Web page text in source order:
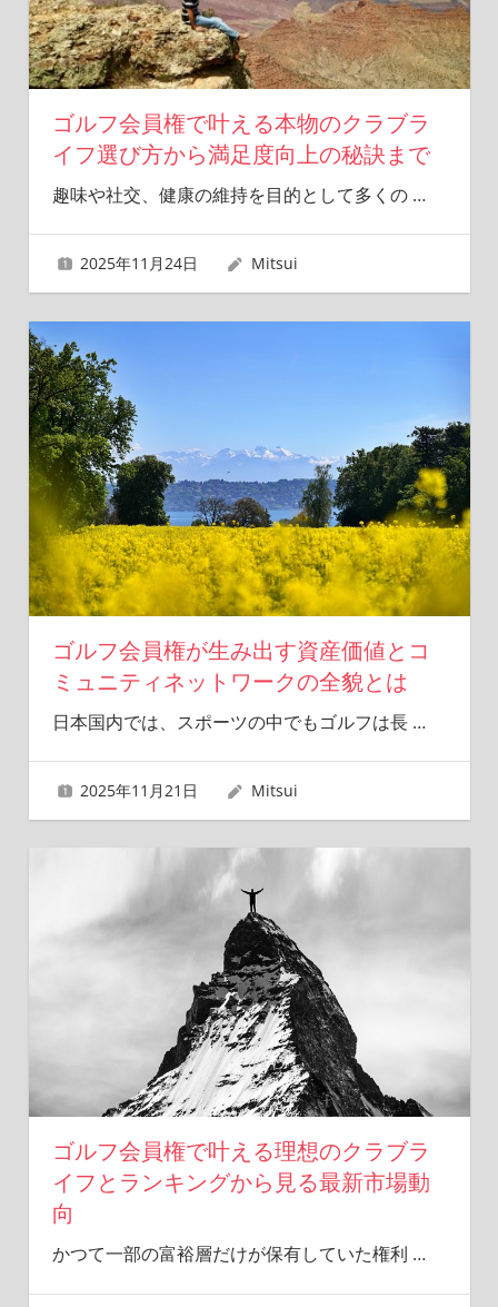
ゴルフ会員権で叶える本物のクラブラ
イフ選び方から満足度向上の秘訣まで
趣味や社交、健康の維持を目的として多くの …
2025年11月24日 Mitsui
ゴルフ会員権が生み出す資産価値とコ
ミュニティネットワークの全貌とは
日本国内では、スポーツの中でもゴルフは長 …
2025年11月21日 Mitsui
ゴルフ会員権で叶える理想のクラブラ
イフとランキングから見る最新市場動
向
かつて一部の富裕層だけが保有していた権利 …